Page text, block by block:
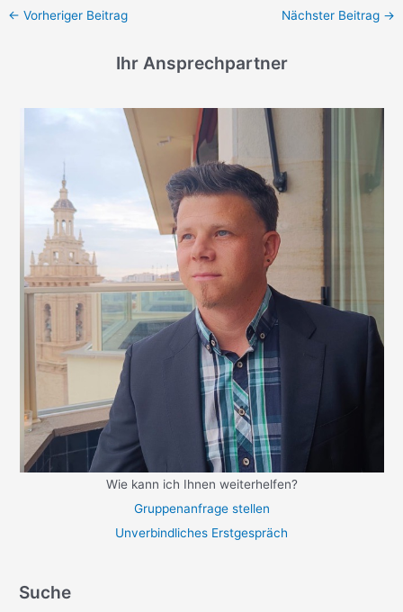
← Vorheriger Beitrag Nächster Beitrag →
Ihr Ansprechpartner
Wie kann ich Ihnen weiterhelfen?
Gruppenanfrage stellen
Unverbindliches Erstgespräch
Suche